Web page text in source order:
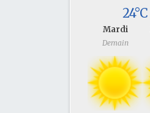
24°C
Mardi
Demain